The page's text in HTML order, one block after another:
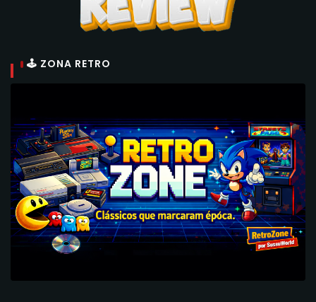
🕹 ZONA RETRO